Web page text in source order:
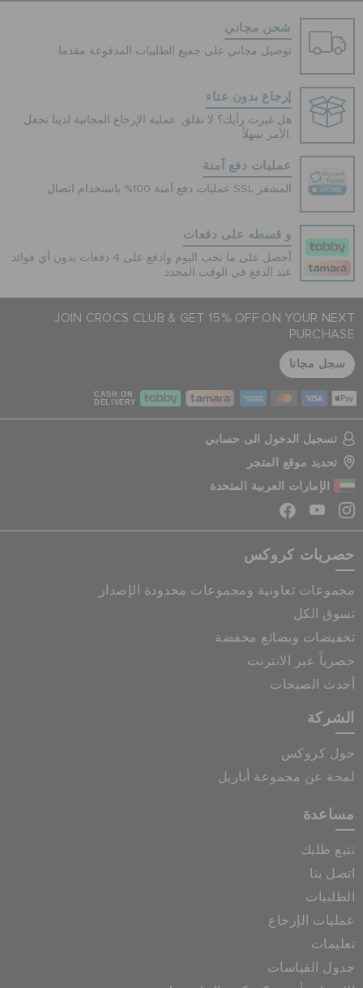
شحن مجاني
توصيل مجاني على جميع الطلبيات المدفوعة مقدما
إرجاع بدون عناء
هل غيرت رأيك؟ لا تقلق. عملية الإرجاع المجانية لدينا تجعل
عمليات دفع آمنة
عمليات دفع آمنة 100% باستخدام اتصال SSL المشفر
و قسطه على دفعات
أحصل على ما تحب اليوم وادفع على 4 دفعات بدون أي فوائد
عند الدفع في الوقت المحدد
JOIN CROCS CLUB & GET 15% OFF ON YOUR NEXT
PURCHASE
سجل مجانا
CASH ON
DELIVERY
تسجيل الدخول الى حسابي
تحديد موقع المتجر
الإمارات العربية المتحدة
حصريات كروكس
مجموعات تعاونية ومجموعات محدودة الإصدار
تسوق الكل
تخفيضات وبضائع مخفضة
حصرياً عبر الانترنت
أحدث الصيحات
الشركة
حول كروكس
لمحة عن مجموعة أباريل
مساعدة
تتبع طلبك
اتصل بنا
الطلبيات
عمليات الإرجاع
تعليمات
جدول القياسات